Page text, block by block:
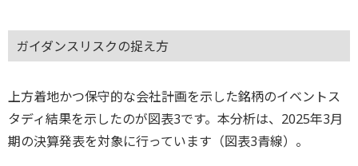
ガイダンスリスクの捉え方
上方着地かつ保守的な会社計画を示した銘柄のイベントス
タディ結果を示したのが図表3です。本分析は、2025年3月
期の決算発表を対象に行っています（図表3青線）。